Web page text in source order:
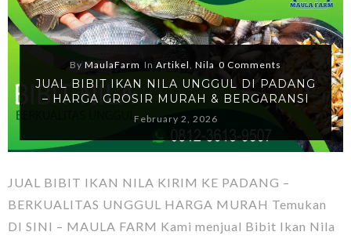
By MaulaFarm In Artikel Nila 0 Comments
JUAL BIBIT IKAN NILA UNGGUL DI PADANG
– HARGA GROSIR MURAH & BERGARANSI
February 2, 2026
JUAL BIBIT IKAN NILA KIRIM KE PADANG –
BERKUALITAS UNGGUL HARGA MURAH Temukan
DI SINI – MAULA FARM Kami menjual Bibit Ikan Nila